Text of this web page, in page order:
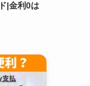
|金利0は